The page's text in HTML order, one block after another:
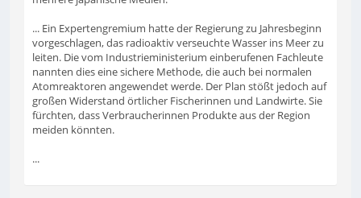
... Ein Expertengremium hatte der Regierung zu Jahresbeginn
vorgeschlagen, das radioaktiv verseuchte Wasser ins Meer zu
leiten. Die vom Industrieministerium einberufenen Fachleute
nannten dies eine sichere Methode, die auch bei normalen
Atomreaktoren angewendet werde. Der Plan stößt jedoch auf
großen Widerstand örtlicher Fischerinnen und Landwirte. Sie
fürchten, dass Verbraucherinnen Produkte aus der Region
meiden könnten.
...